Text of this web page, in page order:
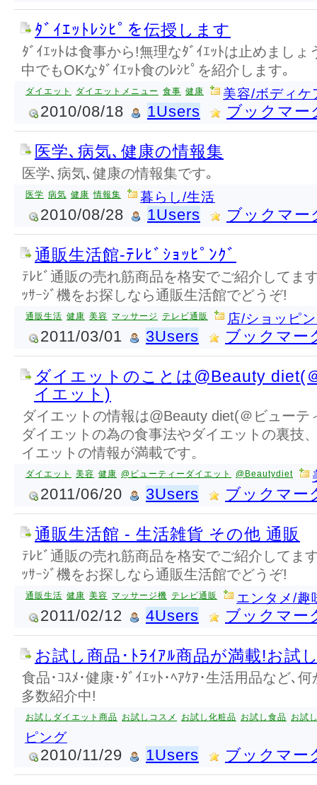
ﾀﾞｲｴｯﾄﾚｼﾋﾟを伝授します
ﾀﾞｲｴｯﾄは食事から!無理なﾀﾞｲｴｯﾄは止めましょ
中でもOKなﾀﾞｲｴｯﾄ食のﾚｼﾋﾟを紹介します｡
ダイエット ダイエットメニュー 食事 健康 美容/ボディケ
2010/08/18 1Users ブックマー
医学､病気､健康の情報集
医学､病気､健康の情報集です｡
医学 病気 健康 情報集 暮らし/生活
2010/08/28 1Users ブックマー
通販生活館-ﾃﾚﾋﾞｼｮｯﾋﾟﾝｸﾞ
ﾃﾚﾋﾞ通販の売れ筋商品を格安でご紹介してま
ｯｻｰｼﾞ機をお探しなら通販生活館でどうぞ!
通販生活 健康 美容 マッサージ テレビ通販 店/ショッピ
2011/03/01 3Users ブックマー
ダイエットのことは@Beauty diet(
イエット)
ダイエットの情報は@Beauty diet(＠ビューテ
ダイエットの為の食事法やダイエットの裏技
イエットの情報が満載です。
ダイエット 美容 健康 @ビューティーダイエット @Beautydiet
2011/06/20 3Users ブックマー
通販生活館 - 生活雑貨 その他 通販
ﾃﾚﾋﾞ通販の売れ筋商品を格安でご紹介してま
ｯｻｰｼﾞ機をお探しなら通販生活館でどうぞ!
通販生活 健康 美容 マッサージ機 テレビ通販 エンタメ/趣
2011/02/12 4Users ブックマー
お試し商品･ﾄﾗｲｱﾙ商品が満載!お試
食品･ｺｽﾒ･健康･ﾀﾞｲｴｯﾄ･ﾍｱｹｱ･生活用品など､
多数紹介中!
お試しダイエット商品 お試しコスメ お試し化粧品 お試し食品 お試
ピング
2010/11/29 1Users ブックマー